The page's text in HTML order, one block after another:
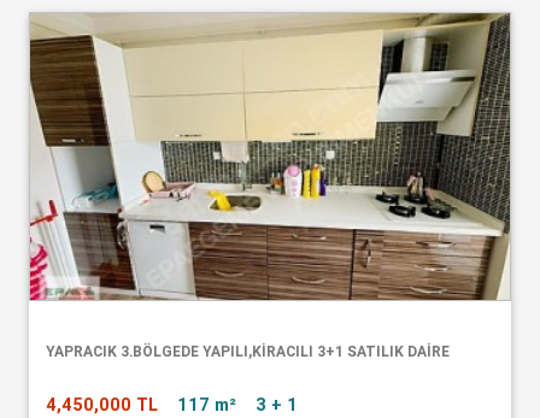
YAPRACIK 3.BÖLGEDE YAPILI,KİRACILI 3+1 SATILIK DAİRE
4,450,000 TL 117 m² 3 + 1